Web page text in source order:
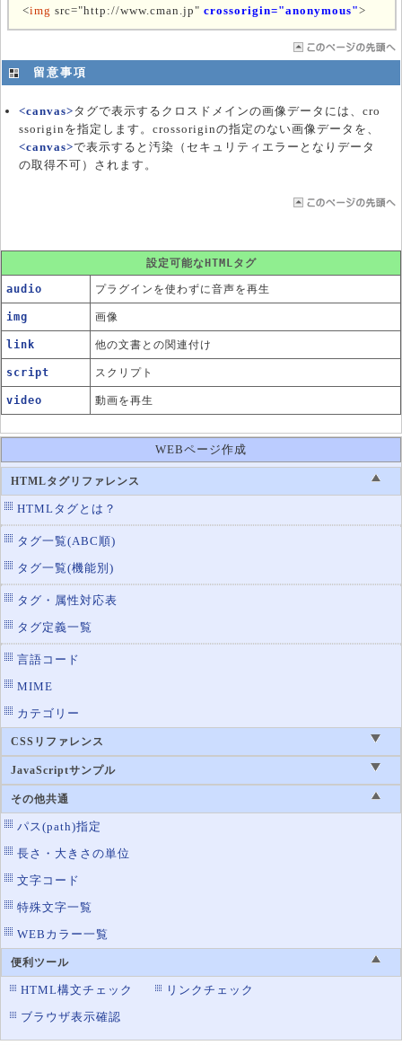
<img src="http://www.cman.jp" crossorigin="anonymous">
留意事項
<canvas>タグで表示するクロスドメインの画像データには、cro
ssoriginを指定します。crossoriginの指定のない画像データを、
<canvas>で表示すると汚染（セキュリティエラーとなりデータ
の取得不可）されます。
設定可能なHTMLタグ
audio プラグインを使わずに音声を再生
img 画像
link 他の文書との関連付け
script スクリプト
video 動画を再生
WEBページ作成
HTMLタグリファレンス
HTMLタグとは？
タグ一覧(ABC順)
タグ一覧(機能別)
タグ・属性対応表
タグ定義一覧
言語コード
MIME
カテゴリー
CSSリファレンス
JavaScriptサンプル
その他共通
パス(path)指定
長さ・大きさの単位
文字コード
特殊文字一覧
WEBカラー一覧
便利ツール
HTML構文チェック
リンクチェック
ブラウザ表示確認